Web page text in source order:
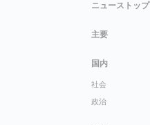
ニューストップ
主要
国内
社会
政治